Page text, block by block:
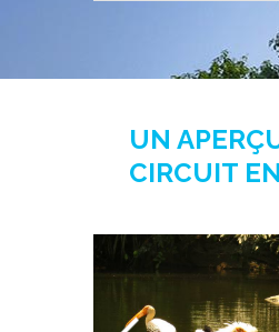
UN
CIRCUIT